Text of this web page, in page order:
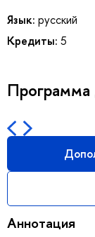
Язык: русский
Кредиты: 5
Программа
Аннотация